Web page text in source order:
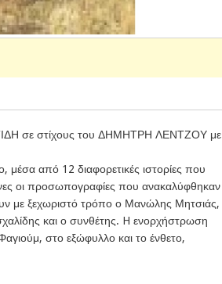
σε στίχους του ΔΗΜΗΤΡΗ ΛΕΝΤΖΟΥ με
από 12 διαφορετικές ιστορίες που
οι προσωπογραφίες που ανακαλύφθηκαν
με ξεχωριστό τρόπο ο Μανώλης Μητσιάς,
και ο συνθέτης. H ενορχήστρωση
στο εξώφυλλο και το ένθετο,